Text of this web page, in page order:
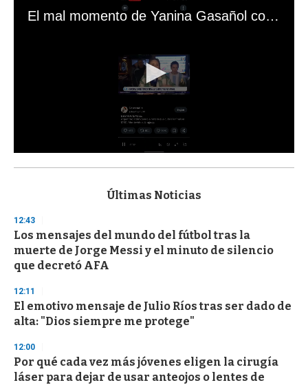
El mal momento de Yanina Gasañol con un hincha argentino en "Subrayado"
s
d
s
o
f
3
s
e
c
o
d
s
Últimas Noticias
12:43
Los mensajes del mundo del fútbol tras la
muerte de Jorge Messi y el minuto de silencio
que decretó AFA
12:11
El emotivo mensaje de Julio Ríos tras ser dado de
alta: "Dios siempre me protege"
12:00
Por qué cada vez más jóvenes eligen la cirugía
láser para dejar de usar anteojos o lentes de